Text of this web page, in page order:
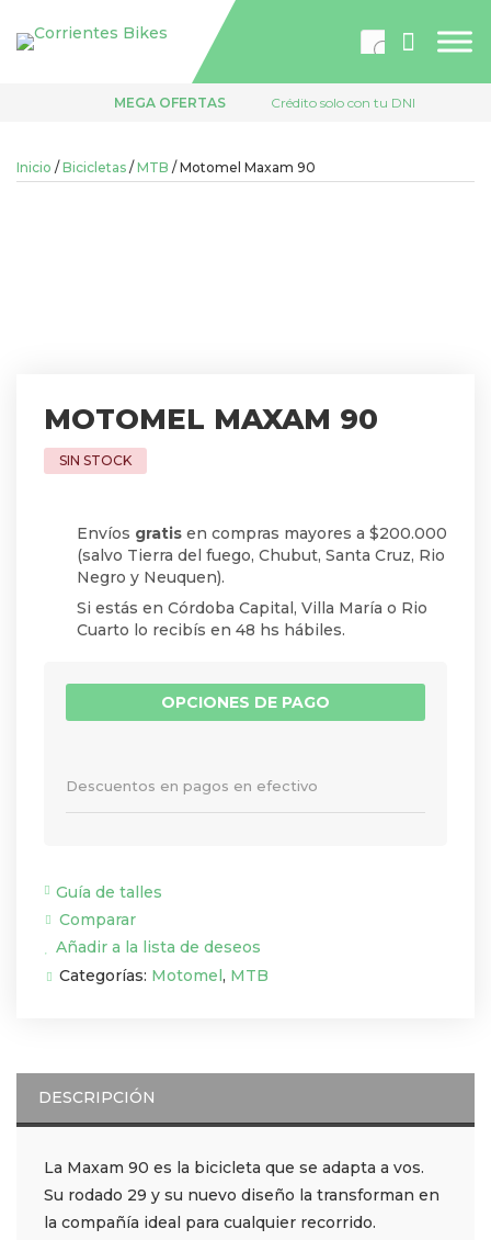
Búsqueda
de
MEGA OFERTAS Crédito solo con tu DNI
Inicio / Bicicletas / MTB / Motomel Maxam 90
MOTOMEL MAXAM 90
Guía de talles
Comparar
Añadir a la lista de deseos
Categorías: Motomel, MTB
OPCIONES DE PAGO
Descuentos en pagos en efectivo
Envíos gratis en compras mayores a $200.000
(salvo Tierra del fuego, Chubut, Santa Cruz, Rio
Negro y Neuquen).
Si estás en Córdoba Capital, Villa María o Rio
Cuarto lo recibís en 48 hs hábiles.
DESCRIPCIÓN
La Maxam 90 es la bicicleta que se adapta a vos.
Su rodado 29 y su nuevo diseño la transforman en
la compañía ideal para cualquier recorrido.